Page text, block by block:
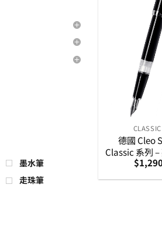
墨水筆
走珠筆
德國 Cleo
Classic 系列
桿上墨墨水筆
$